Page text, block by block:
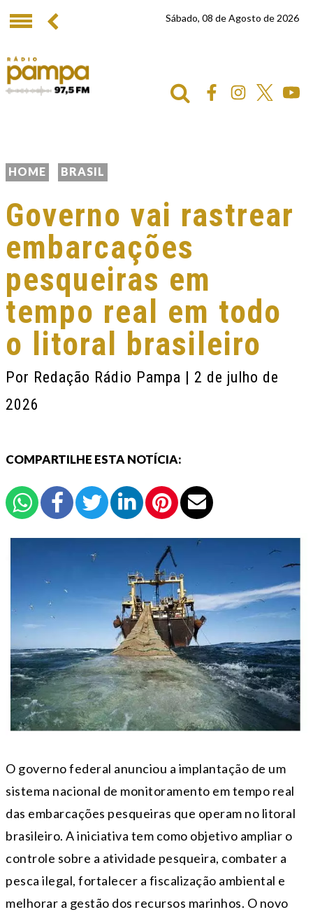
Sábado, 08 de Agosto de 2026
HOME BRASIL
Governo vai rastrear
embarcações
pesqueiras em
tempo real em todo
o litoral brasileiro
Por Redação Rádio Pampa | 2 de julho de
2026
COMPARTILHE ESTA NOTÍCIA:
O governo federal anunciou a implantação de um
sistema nacional de monitoramento em tempo real
das embarcações pesqueiras que operam no litoral
brasileiro. A iniciativa tem como objetivo ampliar o
controle sobre a atividade pesqueira, combater a
pesca ilegal, fortalecer a fiscalização ambiental e
melhorar a gestão dos recursos marinhos. O novo